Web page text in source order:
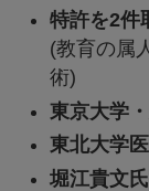
特許を2件
(教育の属
術)
東京大学
東北大学
堀江貴文氏